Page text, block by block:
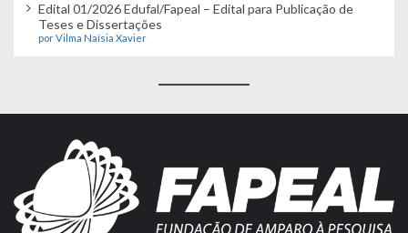
Edital 01/2026 Edufal/Fapeal – Edital para Publicação de
Teses e Dissertações
por Vilma Naísia Xavier